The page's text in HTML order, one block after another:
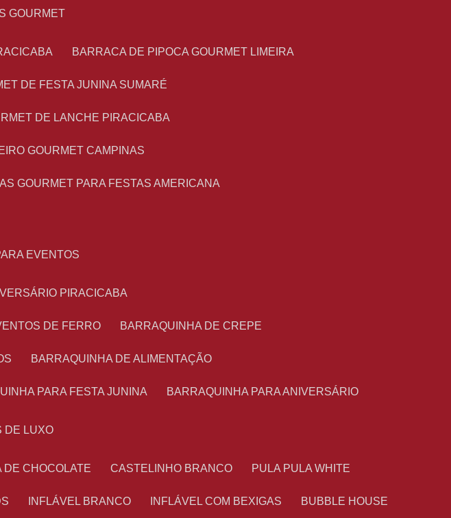
GOURMET
BARRACA DE PIPOCA GOURMET LIMEIRA
DE FESTA JUNINA SUMARÉ
DE LANCHE PIRACICABA
GOURMET CAMPINAS
GOURMET PARA FESTAS AMERICANA
EVENTOS
PIRACICABA
DE FERRO BARRAQUINHA DE CREPE
BARRAQUINHA DE ALIMENTAÇÃO
PARA FESTA JUNINA BARRAQUINHA PARA ANIVERSÁRIO
DE LUXO
DE CHOCOLATE CASTELINHO BRANCO PULA PULA WHITE
INFLÁVEL BRANCO INFLÁVEL COM BEXIGAS BUBBLE HOUSE